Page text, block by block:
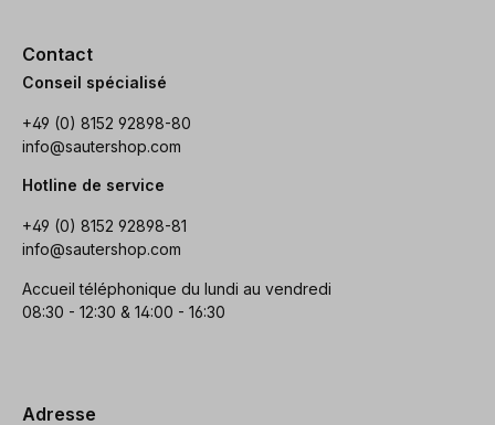
Contact
Conseil spécialisé
+49 (0) 8152 92898-80
info@sautershop.com
Hotline de service
+49 (0) 8152 92898-81
info@sautershop.com
Accueil téléphonique du lundi au vendredi
08:30 - 12:30 & 14:00 - 16:30
Adresse